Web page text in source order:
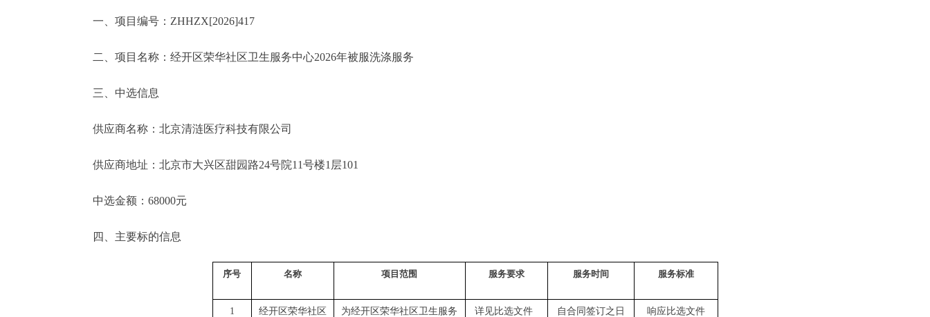
一、项目编号：ZHHZX[2026]417
二、项目名称：经开区荣华社区卫生服务中心2026年被服洗涤服务
三、中选信息
供应商名称：北京清涟医疗科技有限公司
供应商地址：北京市大兴区甜园路24号院11号楼1层101
中选金额：68000元
四、主要标的信息
序号 名称 项目 范围 服务要求 服务时间 服务标准
1 经开区荣华社区 为经开区荣华社区卫生服务 详见比选文件 自合同签订之日 响应比选文件